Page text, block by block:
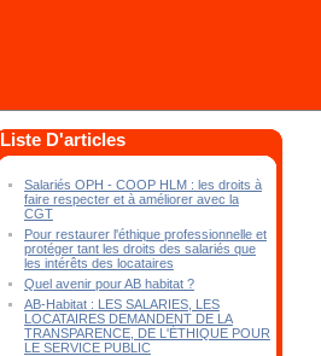
Liste D'articles
Salariés OPH - COOP HLM : les droits à
faire respecter et à améliorer avec la
CGT
Pour restaurer l'éthique professionnelle et
protéger tant les droits des salariés que
les intérêts des locataires
Quel avenir pour AB habitat ?
AB-Habitat : LES SALARIES, LES
LOCATAIRES DEMANDENT DE LA
TRANSPARENCE, DE L'ÉTHIQUE POUR
LE SERVICE PUBLIC